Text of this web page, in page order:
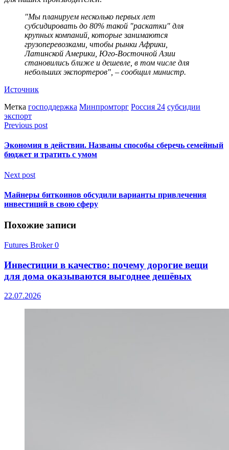
"Мы планируем несколько первых лет
субсидировать до 80% такой "раскатки" для
крупных компаний, которые занимаются
грузоперевозками, чтобы рынки Африки,
Латинской Америки, Юго-Восточной Азии
становились ближе и дешевле, в том числе для
небольших экспортеров", – сообщил министр.
Источник
Метка господдержка Минпромторг Россия 24 субсидии
экспорт
Previous post
Экономия в действии. Названы способы сберечь семейный
бюджет и тратить с умом
Next post
Майнеры биткоинов обсудили варианты привлечения
инвестиций в свою сферу
Похожие записи
Futures Broker0
Инвестиции в качество: почему дорогие вещи
для дома оказываются выгоднее дешёвых
22.07.2026